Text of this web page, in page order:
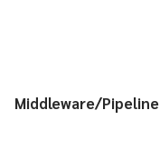
Middleware/Pipeline